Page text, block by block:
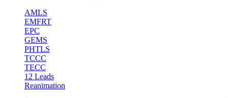
AMLS
EMFRT
EPC
GEMS
PHTLS
TCCC
TECC
12 Leads
Reanimation